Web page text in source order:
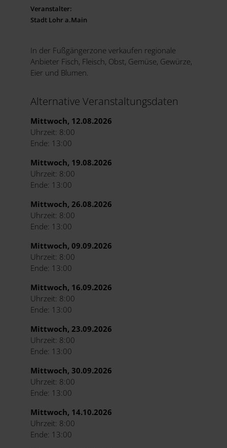
Veranstalter:
Stadt Lohr a.Main
In der Fußgängerzone verkaufen regionale
Anbieter Fisch, Fleisch, Obst, Gemüse, Gewürze,
Eier und Blumen.
Alternative Veranstaltungsdaten
Mittwoch, 12.08.2026
Uhrzeit: 8:00
Ende: 13:00
Mittwoch, 19.08.2026
Uhrzeit: 8:00
Ende: 13:00
Mittwoch, 26.08.2026
Uhrzeit: 8:00
Ende: 13:00
Mittwoch, 09.09.2026
Uhrzeit: 8:00
Ende: 13:00
Mittwoch, 16.09.2026
Uhrzeit: 8:00
Ende: 13:00
Mittwoch, 23.09.2026
Uhrzeit: 8:00
Ende: 13:00
Mittwoch, 30.09.2026
Uhrzeit: 8:00
Ende: 13:00
Mittwoch, 14.10.2026
Uhrzeit: 8:00
Ende: 13:00